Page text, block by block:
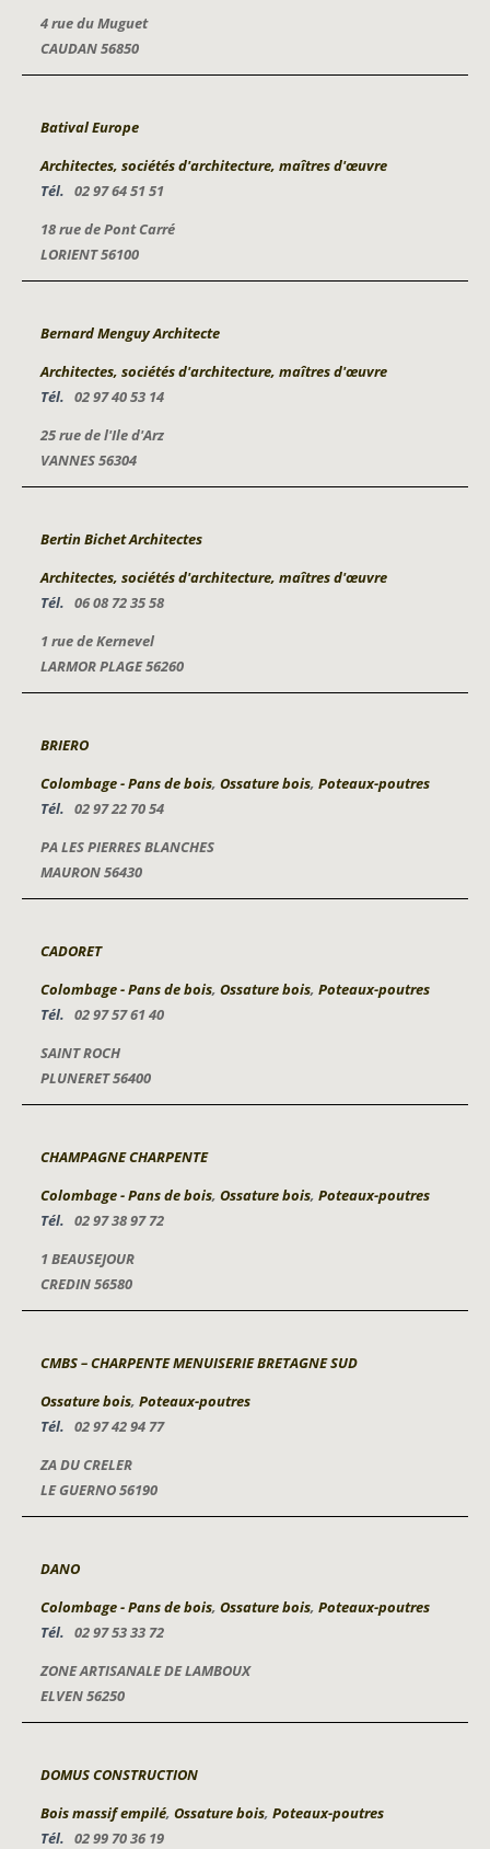
4 rue du Muguet
CAUDAN 56850
Batival Europe
Architectes, sociétés d'architecture, maîtres d'œuvre
Tél. 02 97 64 51 51
18 rue de Pont Carré
LORIENT 56100
Bernard Menguy Architecte
Architectes, sociétés d'architecture, maîtres d'œuvre
Tél. 02 97 40 53 14
25 rue de l'Ile d'Arz
VANNES 56304
Bertin Bichet Architectes
Architectes, sociétés d'architecture, maîtres d'œuvre
Tél. 06 08 72 35 58
1 rue de Kernevel
LARMOR PLAGE 56260
BRIERO
Colombage - Pans de bois, Ossature bois, Poteaux-poutres
Tél. 02 97 22 70 54
PA LES PIERRES BLANCHES
MAURON 56430
CADORET
Colombage - Pans de bois, Ossature bois, Poteaux-poutres
Tél. 02 97 57 61 40
SAINT ROCH
PLUNERET 56400
CHAMPAGNE CHARPENTE
Colombage - Pans de bois, Ossature bois, Poteaux-poutres
Tél. 02 97 38 97 72
1 BEAUSEJOUR
CREDIN 56580
CMBS – CHARPENTE MENUISERIE BRETAGNE SUD
Ossature bois, Poteaux-poutres
Tél. 02 97 42 94 77
ZA DU CRELER
LE GUERNO 56190
DANO
Colombage - Pans de bois, Ossature bois, Poteaux-poutres
Tél. 02 97 53 33 72
ZONE ARTISANALE DE LAMBOUX
ELVEN 56250
DOMUS CONSTRUCTION
Bois massif empilé, Ossature bois, Poteaux-poutres
Tél. 02 99 70 36 19